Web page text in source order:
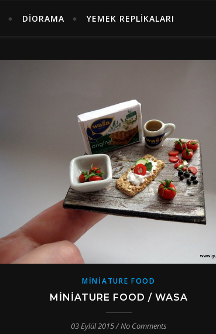
DIORAMA YEMEK REPLIKALARI
MINIATURE FOOD
MINIATURE FOOD / WASA
03 Eylül 2015/No Comments